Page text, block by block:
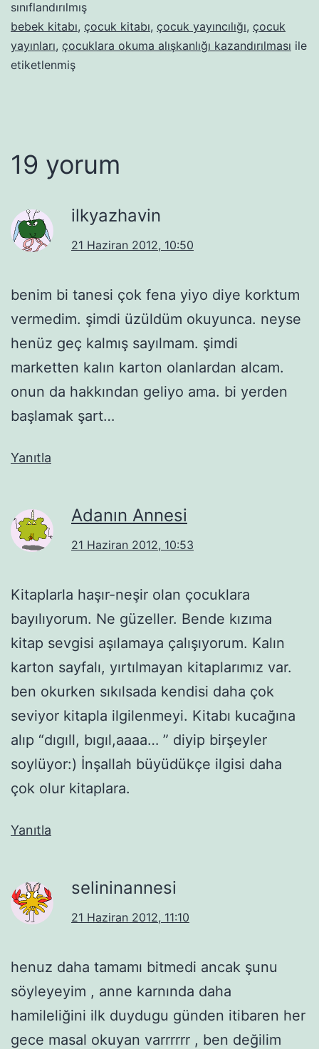
sınıflandırılmış
bebek kitabı, çocuk kitabı, çocuk yayıncılığı, çocuk
yayınları, çocuklara okuma alışkanlığı kazandırılması ile
etiketlenmiş
19 yorum
ilkyazhavin
21 Haziran 2012, 10:50
benim bi tanesi çok fena yiyo diye korktum
vermedim. şimdi üzüldüm okuyunca. neyse
henüz geç kalmış sayılmam. şimdi
marketten kalın karton olanlardan alcam.
onun da hakkından geliyo ama. bi yerden
başlamak şart…
Yanıtla
Adanın Annesi
21 Haziran 2012, 10:53
Kitaplarla haşır-neşir olan çocuklara
bayılıyorum. Ne güzeller. Bende kızıma
kitap sevgisi aşılamaya çalışıyorum. Kalın
karton sayfalı, yırtılmayan kitaplarımız var.
ben okurken sıkılsada kendisi daha çok
seviyor kitapla ilgilenmeyi. Kitabı kucağına
alıp “dıgıll, bıgıl,aaaa… ” diyip birşeyler
soylüyor:) İnşallah büyüdükçe ilgisi daha
çok olur kitaplara.
Yanıtla
selininannesi
21 Haziran 2012, 11:10
henuz daha tamamı bitmedi ancak şunu
söyleyeyim , anne karnında daha
hamileliğini ilk duydugu günden itibaren her
gece masal okuyan varrrrrr , ben değilim